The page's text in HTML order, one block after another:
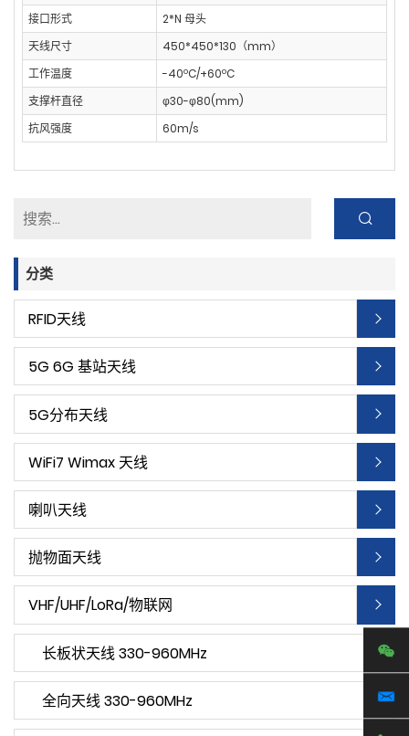
分类
RFID天线
5G 6G 基站天线
5G分布天线
WiFi7 Wimax 天线
喇叭天线
抛物面天线
VHF/UHF/LoRa/物联网
长板状天线 330-960MHz
全向天线 330-960MHz
接口形式
2*N 母头
天线尺寸
450*450*130（mm）
工作温度
-40ºC/+60ºC
支撑杆直径
φ30-φ80(mm)
抗风强度
60m/s